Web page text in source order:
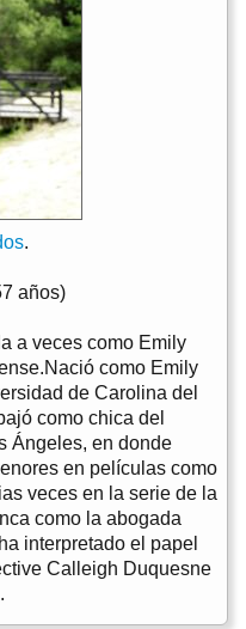
.
años)
a veces como Emily
como Emily
de Carolina del
como chica del
Ángeles, en donde
en películas como
veces en la serie de la
como la abogada
interpretado el papel
Calleigh Duquesne